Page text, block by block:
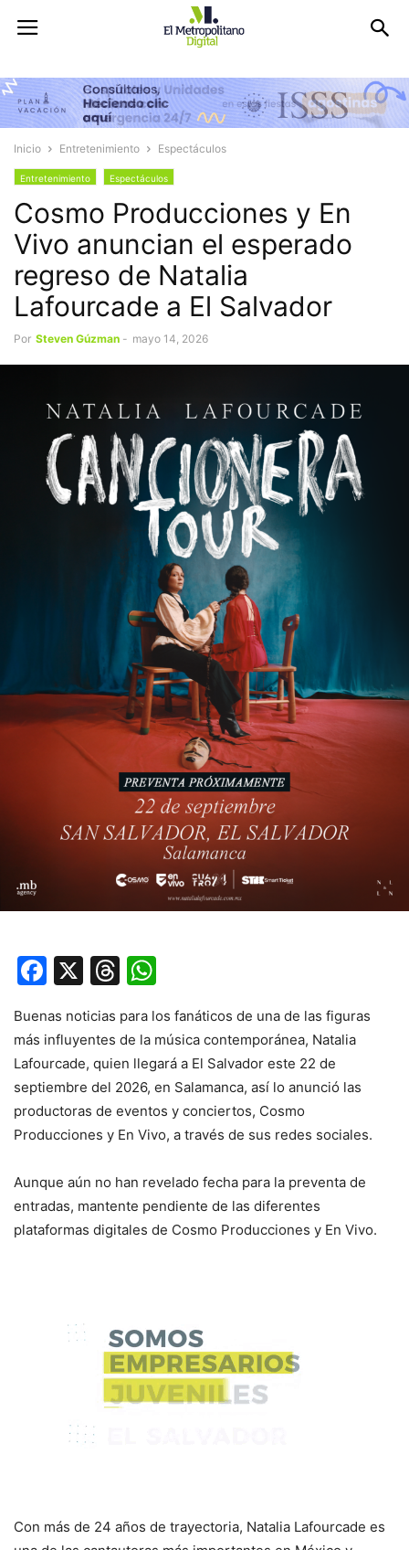
Inicio Entretenimiento Espectáculos
Entretenimiento Espectáculos
Cosmo Producciones y En
Vivo anuncian el esperado
regreso de Natalia
Lafourcade a El Salvador
Por Steven Gúzman - mayo 14, 2026
Facebook
X Threads
Buenas noticias para los fanáticos de una de las figuras
más influyentes de la música contemporánea, Natalia
Lafourcade, quien llegará a El Salvador este 22 de
septiembre del 2026, en Salamanca, así lo anunció las
productoras de eventos y conciertos, Cosmo
Producciones y En Vivo, a través de sus redes sociales.
Aunque aún no han revelado fecha para la preventa de
entradas, mantente pendiente de las diferentes
plataformas digitales de Cosmo Producciones y En Vivo.
Con más de 24 años de trayectoria, Natalia Lafourcade es